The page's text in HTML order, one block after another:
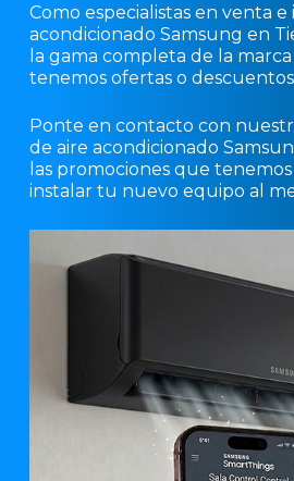
Como especialistas en venta
acondicionado Samsung en
la gama completa de la
tenemos ofertas o
Ponte en contacto con
de aire acondicionado
las promociones que
instalar tu nuevo equipo al